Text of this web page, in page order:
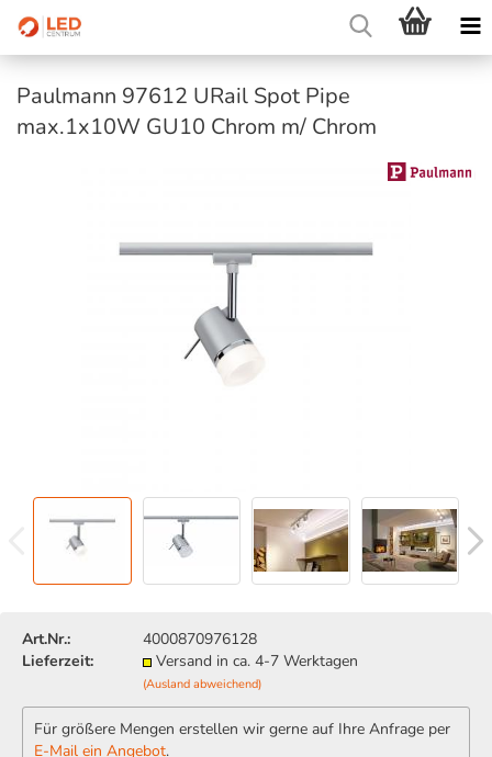
Paulmann 97612 URail Spot Pipe
max.1x10W GU10 Chrom m/ Chrom
Art.Nr.:
4000870976128
Lieferzeit:
Versand in ca. 4-7 Werktagen
(Ausland abweichend)
Für größere Mengen erstellen wir gerne auf Ihre Anfrage per
E-Mail ein Angebot.